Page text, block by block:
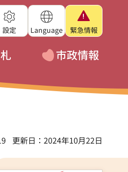
設定
Language 緊急情報
市政情報
更新日：2024年10月22日